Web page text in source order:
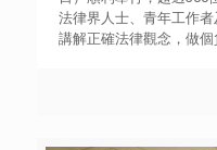
能。聖公會呂明才紀念
奪得金獎。 香港青年協
課程之外，透過不同模
法律界人士、青年工作
講解正確法律觀念，做
則，並由香港律師會知